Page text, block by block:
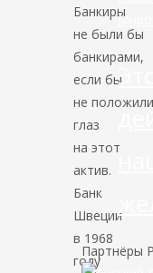
Банкиры
не были бы
банкирами,
если бы
не положили
глаз
на этот
актив.
Банк
Швеции
в 1968
году
Партнёры